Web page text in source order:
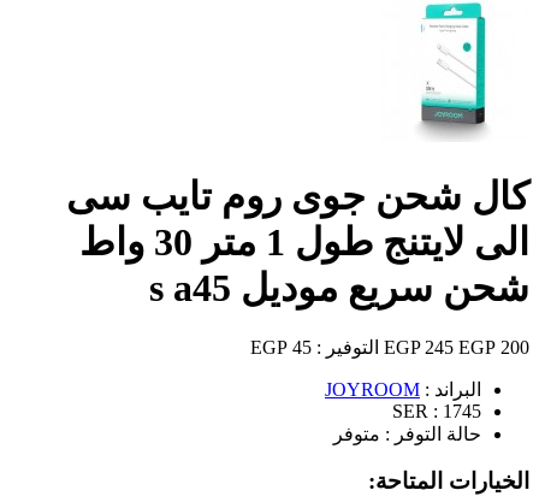
كال شحن جوى روم تايب سى
الى لايتنج طول 1 متر 30 واط
شحن سريع موديل s a45
200 EGP
245 EGP التوفير : 45 EGP
البراند : JOYROOM
SER : 1745
حالة التوفر : متوفر
الخيارات المتاحة: